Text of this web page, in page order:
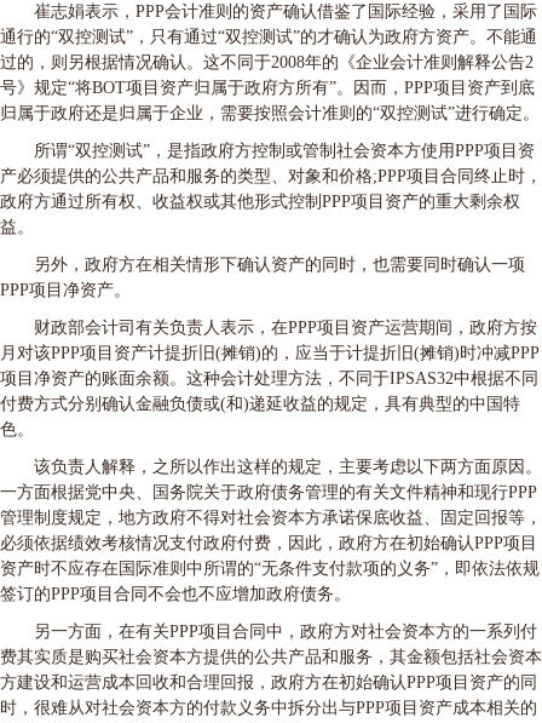
崔志娟表示，PPP会计准则的资产确认借鉴了国际经验，采用了国际
通行的“双控测试”，只有通过“双控测试”的才确认为政府方资产。不能通
过的，则另根据情况确认。这不同于2008年的《企业会计准则解释公告2
号》规定“将BOT项目资产归属于政府方所有”。因而，PPP项目资产到底
归属于政府还是归属于企业，需要按照会计准则的“双控测试”进行确定。
所谓“双控测试”，是指政府方控制或管制社会资本方使用PPP项目资
产必须提供的公共产品和服务的类型、对象和价格;PPP项目合同终止时，
政府方通过所有权、收益权或其他形式控制PPP项目资产的重大剩余权
益。
另外，政府方在相关情形下确认资产的同时，也需要同时确认一项
PPP项目净资产。
财政部会计司有关负责人表示，在PPP项目资产运营期间，政府方按
月对该PPP项目资产计提折旧(摊销)的，应当于计提折旧(摊销)时冲减PPP
项目净资产的账面余额。这种会计处理方法，不同于IPSAS32中根据不同
付费方式分别确认金融负债或(和)递延收益的规定，具有典型的中国特
色。
该负责人解释，之所以作出这样的规定，主要考虑以下两方面原因。
一方面根据党中央、国务院关于政府债务管理的有关文件精神和现行PPP
管理制度规定，地方政府不得对社会资本方承诺保底收益、固定回报等，
必须依据绩效考核情况支付政府付费，因此，政府方在初始确认PPP项目
资产时不应存在国际准则中所谓的“无条件支付款项的义务”，即依法依规
签订的PPP项目合同不会也不应增加政府债务。
另一方面，在有关PPP项目合同中，政府方对社会资本方的一系列付
费其实质是购买社会资本方提供的公共产品和服务，其金额包括社会资本
方建设和运营成本回收和合理回报，政府方在初始确认PPP项目资产的同
时，很难从对社会资本方的付款义务中拆分出与PPP项目资产成本相关的